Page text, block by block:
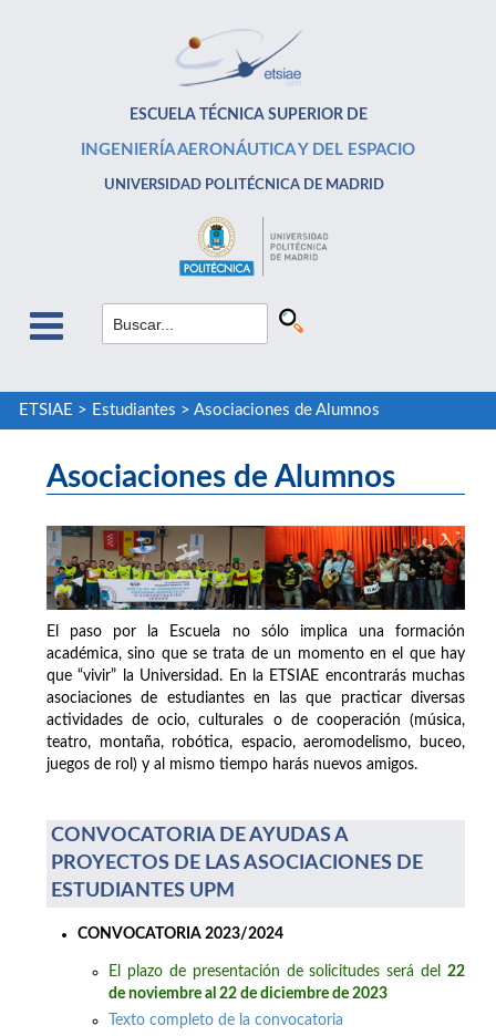
ESCUELA TÉCNICA SUPERIOR DE
INGENIERÍA AERONÁUTICA Y DEL ESPACIO
UNIVERSIDAD POLITÉCNICA DE MADRID
ETSIAE > Estudiantes > Asociaciones de Alumnos
Asociaciones de Alumnos
El paso por la Escuela no sólo implica una formación
académica, sino que se trata de un momento en el que hay
que “vivir” la Universidad. En la ETSIAE encontrarás muchas
asociaciones de estudiantes en las que practicar diversas
actividades de ocio, culturales o de cooperación (música,
teatro, montaña, robótica, espacio, aeromodelismo, buceo,
juegos de rol) y al mismo tiempo harás nuevos amigos.
CONVOCATORIA DE AYUDAS A
PROYECTOS DE LAS ASOCIACIONES DE
ESTUDIANTES UPM
CONVOCATORIA 2023/2024
El plazo de presentación de solicitudes será del 22
de noviembre al 22 de diciembre de 2023
Texto completo de la convocatoria